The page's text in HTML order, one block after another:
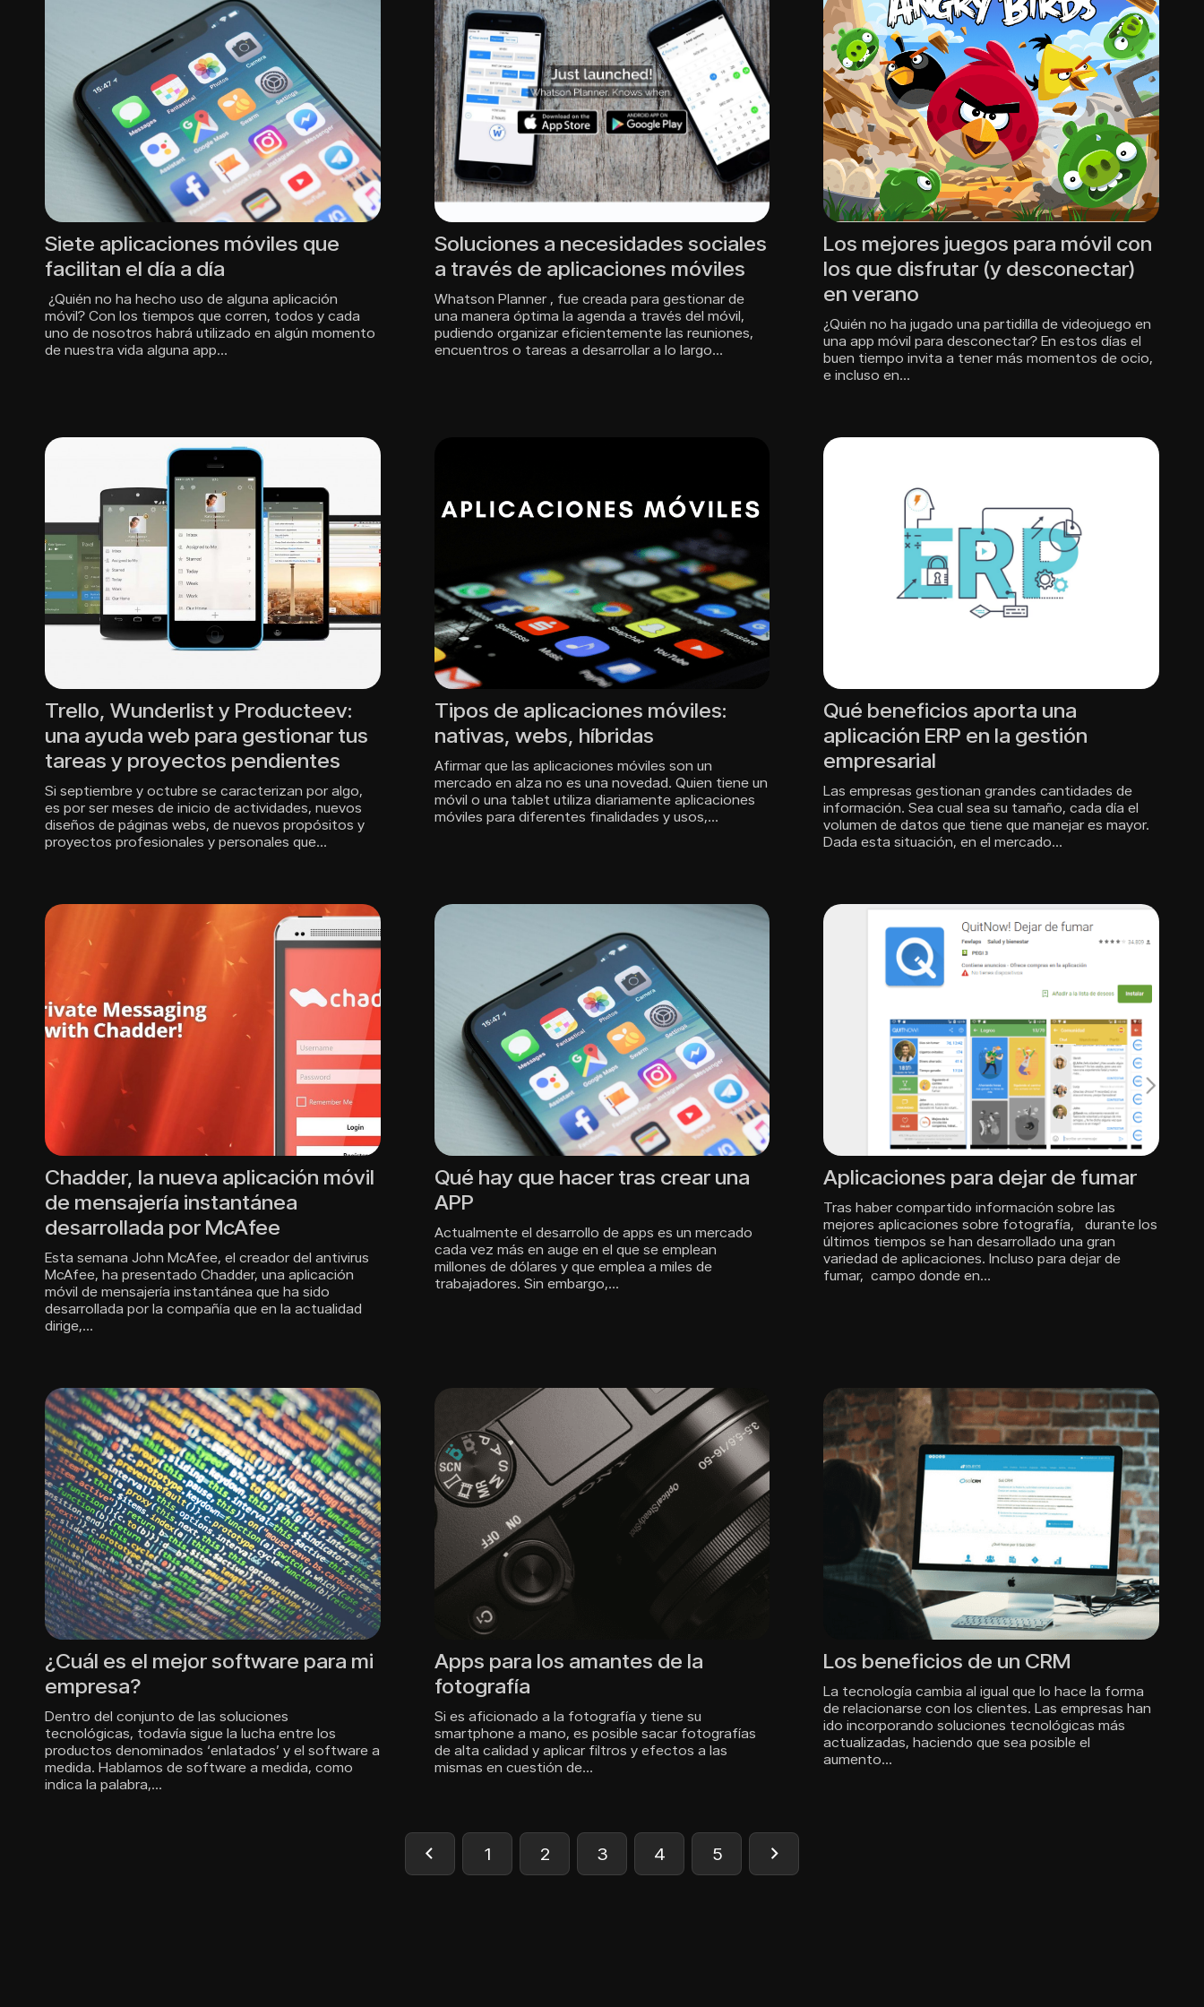
Siete aplicaciones móviles que
facilitan el día a día
¿Quién no ha hecho uso de alguna aplicación
móvil? Con los tiempos que corren, todos y cada
uno de nosotros habrá utilizado en algún momento
de nuestra vida alguna app…
Soluciones a necesidades sociales
a través de aplicaciones móviles
Whatson Planner , fue creada para gestionar de
una manera óptima la agenda a través del móvil,
pudiendo organizar eficientemente las reuniones,
encuentros o tareas a desarrollar a lo largo…
Los mejores juegos para móvil con
los que disfrutar (y desconectar)
en verano
¿Quién no ha jugado una partidilla de videojuego en
una app móvil para desconectar? En estos días el
buen tiempo invita a tener más momentos de ocio,
e incluso en…
Trello, Wunderlist y Producteev:
una ayuda web para gestionar tus
tareas y proyectos pendientes
Si septiembre y octubre se caracterizan por algo,
es por ser meses de inicio de actividades, nuevos
diseños de páginas webs, de nuevos propósitos y
proyectos profesionales y personales que…
Tipos de aplicaciones móviles:
nativas, webs, híbridas
Afirmar que las aplicaciones móviles son un
mercado en alza no es una novedad. Quien tiene un
móvil o una tablet utiliza diariamente aplicaciones
móviles para diferentes finalidades y usos,…
Qué beneficios aporta una
aplicación ERP en la gestión
empresarial
Las empresas gestionan grandes cantidades de
información. Sea cual sea su tamaño, cada día el
volumen de datos que tiene que manejar es mayor.
Dada esta situación, en el mercado…
Chadder, la nueva aplicación móvil
de mensajería instantánea
desarrollada por McAfee
Esta semana John McAfee, el creador del antivirus
McAfee, ha presentado Chadder, una aplicación
móvil de mensajería instantánea que ha sido
desarrollada por la compañía que en la actualidad
dirige,…
Qué hay que hacer tras crear una
APP
Actualmente el desarrollo de apps es un mercado
cada vez más en auge en el que se emplean
millones de dólares y que emplea a miles de
trabajadores. Sin embargo,…
Aplicaciones para dejar de fumar
Tras haber compartido información sobre las
mejores aplicaciones sobre fotografía, durante los
últimos tiempos se han desarrollado una gran
variedad de aplicaciones. Incluso para dejar de
fumar, campo donde en…
¿Cuál es el mejor software para mi
empresa?
Dentro del conjunto de las soluciones
tecnológicas, todavía sigue la lucha entre los
productos denominados ‘enlatados’ y el software a
medida. Hablamos de software a medida, como
indica la palabra,…
Apps para los amantes de la
fotografía
Si es aficionado a la fotografía y tiene su
smartphone a mano, es posible sacar fotografías
de alta calidad y aplicar filtros y efectos a las
mismas en cuestión de…
Los beneficios de un CRM
La tecnología cambia al igual que lo hace la forma
de relacionarse con los clientes. Las empresas han
ido incorporando soluciones tecnológicas más
actualizadas, haciendo que sea posible el
aumento…
1 2 3 4 5